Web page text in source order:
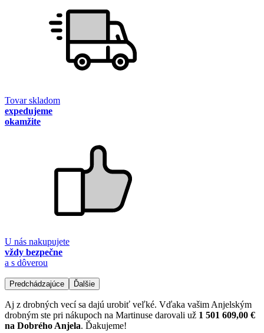
Tovar skladom
expedujeme
okamžite
U nás nakupujete
vždy bezpečne
a s dôverou
Predchádzajúce Ďalšie
Aj z drobných vecí sa dajú urobiť veľké. Vďaka vašim Anjelským
drobným ste pri nákupoch na Martinuse darovali už 1 501 609,00 €
na Dobrého Anjela. Ďakujeme!